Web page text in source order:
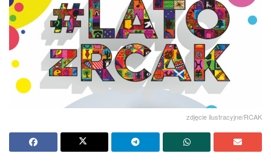
zdjęcie ilustracyjne/RCAK